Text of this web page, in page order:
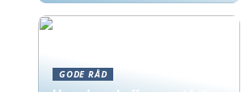
GODE RÅD